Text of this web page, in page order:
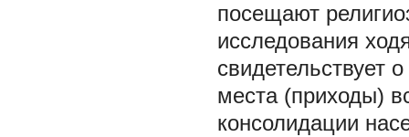
посещают
исследования
свидетельствует
места (приходы)
консолидации